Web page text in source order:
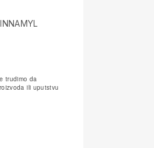
trudimo da
ili uputstvu